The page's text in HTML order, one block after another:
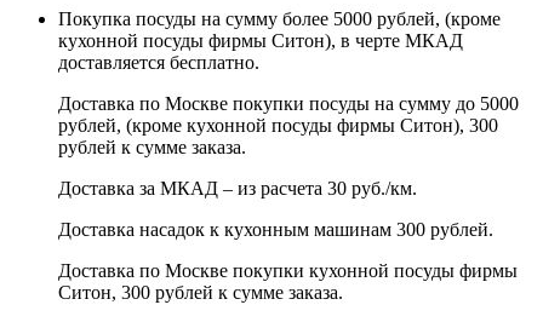
Покупка посуды на сумму более 5000 рублей, (кроме
кухонной посуды фирмы Ситон), в черте МКАД
доставляется бесплатно.
Доставка по Москве покупки посуды на сумму до 5000
рублей, (кроме кухонной посуды фирмы Ситон), 300
рублей к сумме заказа.
Доставка за МКАД – из расчета 30 руб./км.
Доставка насадок к кухонным машинам 300 рублей.
Доставка по Москве покупки кухонной посуды фирмы
Ситон, 300 рублей к сумме заказа.